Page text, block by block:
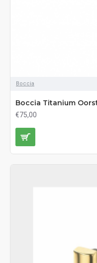
Boccia
Boccia Titanium
€75,00